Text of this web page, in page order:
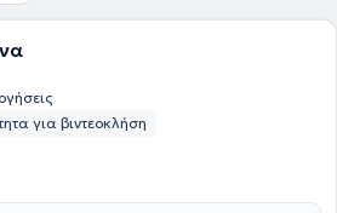
για βιντεοκλήση